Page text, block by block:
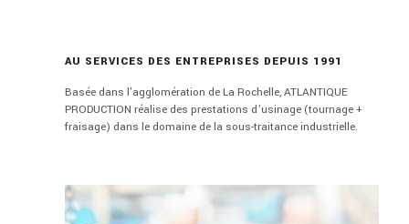
AU SERVICES DES ENTREPRISES DEPUIS 1991
Basée dans l'agglomération de La Rochelle, ATLANTIQUE
PRODUCTION réalise des prestations d’usinage (tournage +
fraisage) dans le domaine de la sous-traitance industrielle.